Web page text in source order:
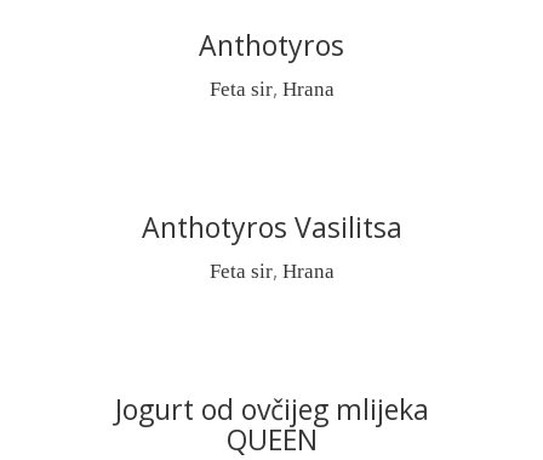
READ MORE
Anthotyros
Feta sir, Hrana
READ MORE
Anthotyros Vasilitsa
Feta sir, Hrana
READ MORE
Jogurt od ovčijeg mlijeka
QUEEN